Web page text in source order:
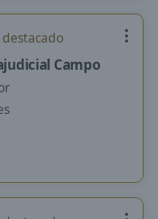
Campo